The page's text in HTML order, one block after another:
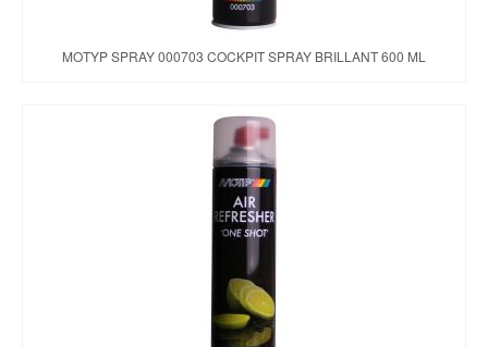
MOTYP SPRAY 000703 COCKPIT SPRAY BRILLANT 600 ML